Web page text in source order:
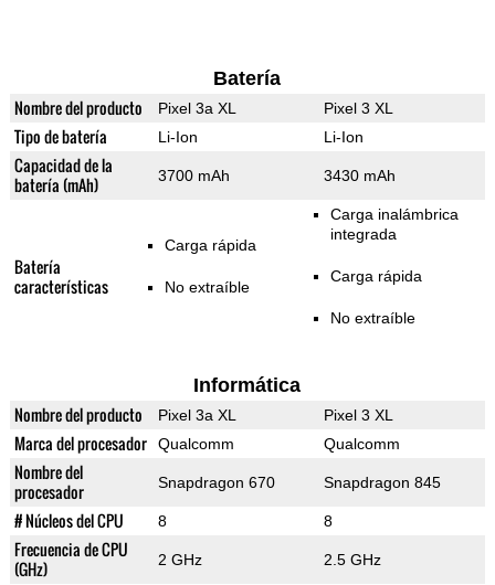
Batería
Nombre del producto Pixel 3a XL Pixel 3 XL
Tipo de batería Li-Ion Li-Ion
Capacidad de la
batería (mAh)
3700 mAh 3430 mAh
Batería
características
Carga rápida
No extraíble
Carga inalámbrica
integrada
Carga rápida
No extraíble
Informática
Nombre del producto Pixel 3a XL Pixel 3 XL
Marca del procesador Qualcomm Qualcomm
Nombre del
procesador
Snapdragon 670 Snapdragon 845
# Núcleos del CPU 8 8
Frecuencia de CPU
(GHz)
2 GHz 2.5 GHz